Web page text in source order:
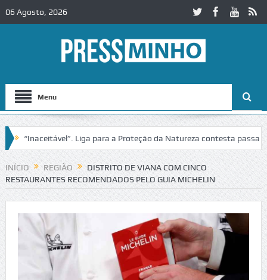
06 Agosto, 2026
Menu
“Inaceitável”. Liga para a Proteção da Natureza contesta passagem
Igreja do Castelo de Cerveira assegura financiamento para
INÍCIO REGIÃO
DISTRITO DE VIANA COM CINCO
RESTAURANTES RECOMENDADOS PELO GUIA MICHELIN